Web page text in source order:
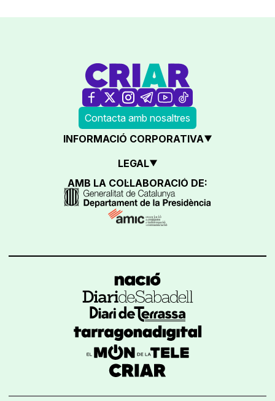
Contacta amb nosaltres
INFORMACIÓ CORPORATIVA
LEGAL
AMB LA COL·LABORACIÓ DE: